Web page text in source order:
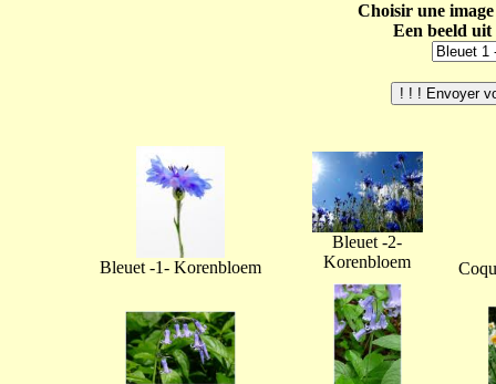
Choisir une
Een beeld
Bleuet -1- Korenbloem
Bleuet -2-
Korenbloem